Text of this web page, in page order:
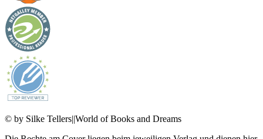
© by Silke Tellers||World of Books and Dreams